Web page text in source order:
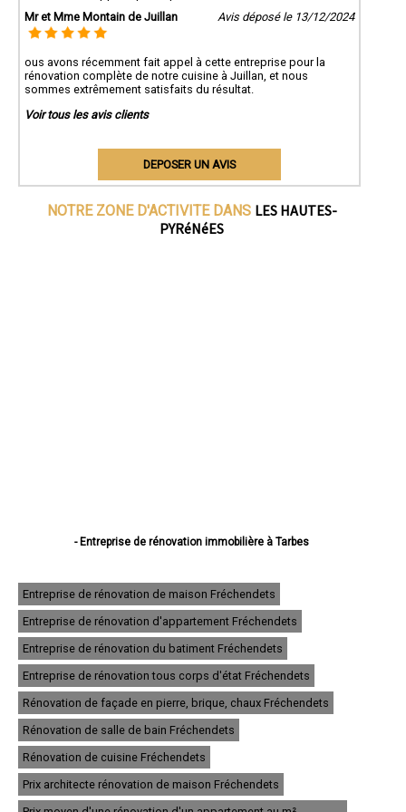
Mr et Mme Montain de Juillan
Avis déposé le 13/12/2024
ous avons récemment fait appel à cette entreprise pour la
rénovation complète de notre cuisine à Juillan, et nous
sommes extrêmement satisfaits du résultat.
Voir tous les avis clients
DEPOSER UN AVIS
NOTRE ZONE D'ACTIVITE DANS LES HAUTES-
PYRéNéES
- Entreprise de rénovation immobilière à Tarbes
- Entreprise de rénovation immobilière à Aureilhan
- Entreprise de rénovation immobilière à Lannemezan
- Entreprise de rénovation immobilière à Vic-en-Bigorre
- Entreprise de rénovation immobilière à Séméac
- Entreprise de rénovation immobilière à Bordères-sur-l'Échez
- Entreprise de rénovation immobilière à Juillan
- Entreprise de rénovation immobilière à Barbazan-Debat
- Entreprise de rénovation immobilière à Argelès-Gazost
- Entreprise de rénovation immobilière à Odos
- Entreprise de rénovation immobilière à Soues
- Entreprise de rénovation immobilière à Ibos
- Entreprise de rénovation immobilière à Maubourguet
- Entreprise de rénovation immobilière à Ossun
- Entreprise de rénovation immobilière à Laloubère
Entreprise de rénovation de maison Fréchendets
Entreprise de rénovation d'appartement Fréchendets
Entreprise de rénovation du batiment Fréchendets
Entreprise de rénovation tous corps d'état Fréchendets
Rénovation de façade en pierre, brique, chaux Fréchendets
Rénovation de salle de bain Fréchendets
Rénovation de cuisine Fréchendets
Prix architecte rénovation de maison Fréchendets